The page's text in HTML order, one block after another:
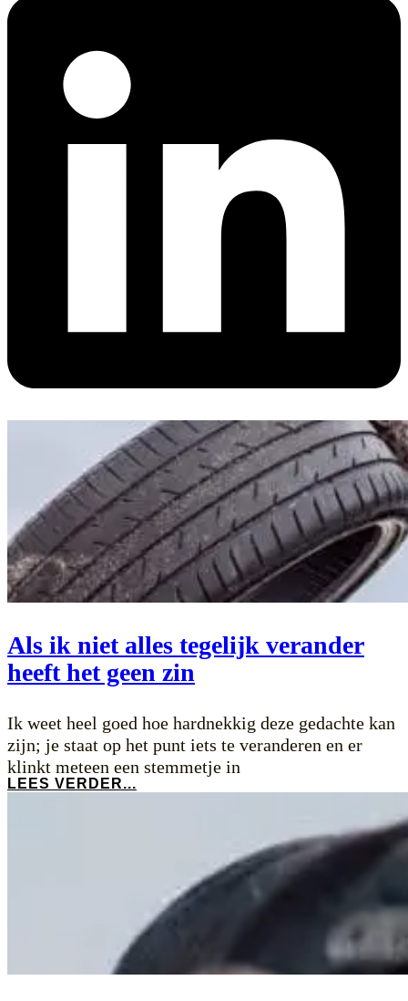
Als ik niet alles tegelijk verander
heeft het geen zin
Ik weet heel goed hoe hardnekkig deze gedachte kan
zijn; je staat op het punt iets te veranderen en er
klinkt meteen een stemmetje in
LEES VERDER...